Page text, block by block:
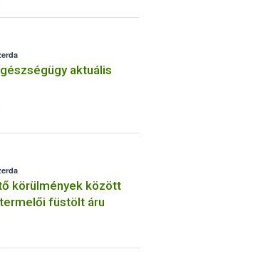
aktuális
körülmények között
füstölt áru